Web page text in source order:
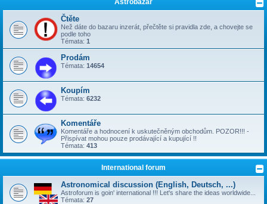
Astrobazar
Čtěte
Než dáte do bazaru inzerát, přečtěte si pravidla zde, a chovejte se
podle toho
Témata: 1
Prodám
Témata: 14654
Koupím
Témata: 6232
Komentáře
Komentáře a hodnocení k uskutečněným obchodům. POZOR!!! -
Přispívat mohou pouze prodávající a kupující !!
Témata: 413
International forum
Astronomical discussion (English, Deutsch, ...)
Astroforum is goin' international !!! Let's share the ideas worldwide...
Témata: 27